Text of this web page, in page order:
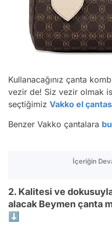
Kullanacağınız çanta
vezir de! Siz vezir olmak
seçtiğimiz Vakko el
Benzer Vakko çantalara
İçeriğin
2. Kalitesi ve dokusuyla
alacak Beymen çanta
⬇